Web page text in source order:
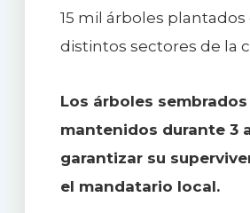
15 mil árboles plantados
distintos sectores de la
Los árboles sembrados
mantenidos durante 3
garantizar su
el mandatario local.